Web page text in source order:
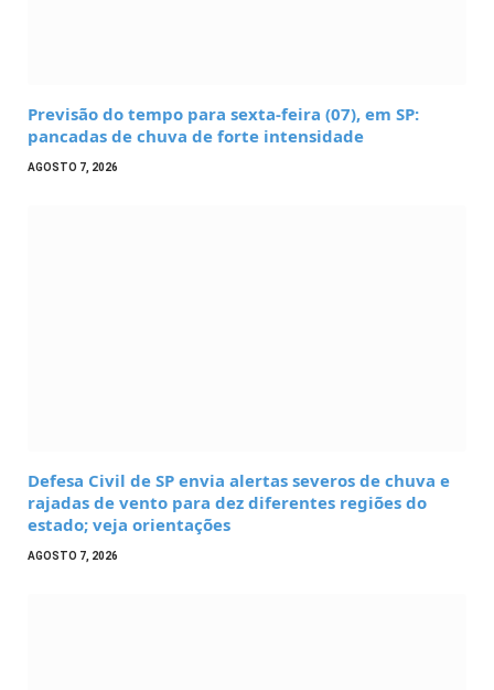
Previsão do tempo para sexta-feira (07), em SP:
pancadas de chuva de forte intensidade
AGOSTO 7, 2026
Defesa Civil de SP envia alertas severos de chuva e
rajadas de vento para dez diferentes regiões do
estado; veja orientações
AGOSTO 7, 2026